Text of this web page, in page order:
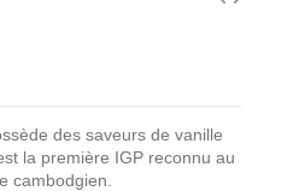
des saveurs de vanille
la première IGP reconnu au
cambodgien.